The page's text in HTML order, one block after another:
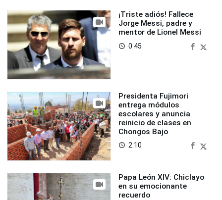
¡Triste adiós! Fallece
Jorge Messi, padre y
mentor de Lionel Messi
access_time 0:45
Presidenta Fujimori
entrega módulos
escolares y anuncia
reinicio de clases en
Chongos Bajo
access_time 2:10
Papa León XIV: Chiclayo
en su emocionante
recuerdo